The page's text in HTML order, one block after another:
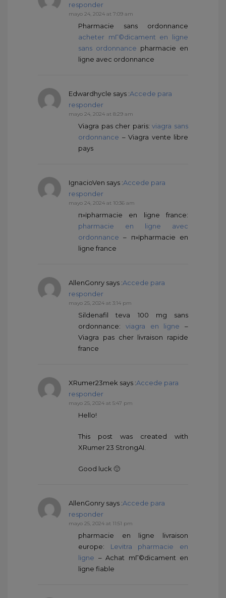
responder
mayo 24, 2024 at 7:09 am
Pharmacie sans ordonnance
acheter mГ©dicament en ligne
sans ordonnance pharmacie en
ligne avec ordonnance
Edwardhycle says :Accede para
responder
mayo 24, 2024 at 8:29 am
Viagra pas cher paris:viagra sans
ordonnance – Viagra vente libre
pays
IgnacioVen says :Accede para
responder
mayo 24, 2024 at 10:36 am
п»їpharmacie en ligne france:
pharmacie en ligne avec
ordonnance – п»їpharmacie en
ligne france
AllenGonry says :Accede para
responder
mayo 25, 2024 at 3:14 pm
Sildenafil teva 100 mg sans
ordonnance: viagra en ligne –
Viagra pas cher livraison rapide
france
XRumer23mek says :Accede para
responder
mayo 25, 2024 at 5:47 pm
Hello!
This post was created with
XRumer 23 StrongAI.
Good luck 🙂
AllenGonry says :Accede para
responder
mayo 25, 2024 at 11:51 pm
pharmacie en ligne livraison
europe: Levitra pharmacie en
ligne – Achat mГ©dicament en
ligne fiable